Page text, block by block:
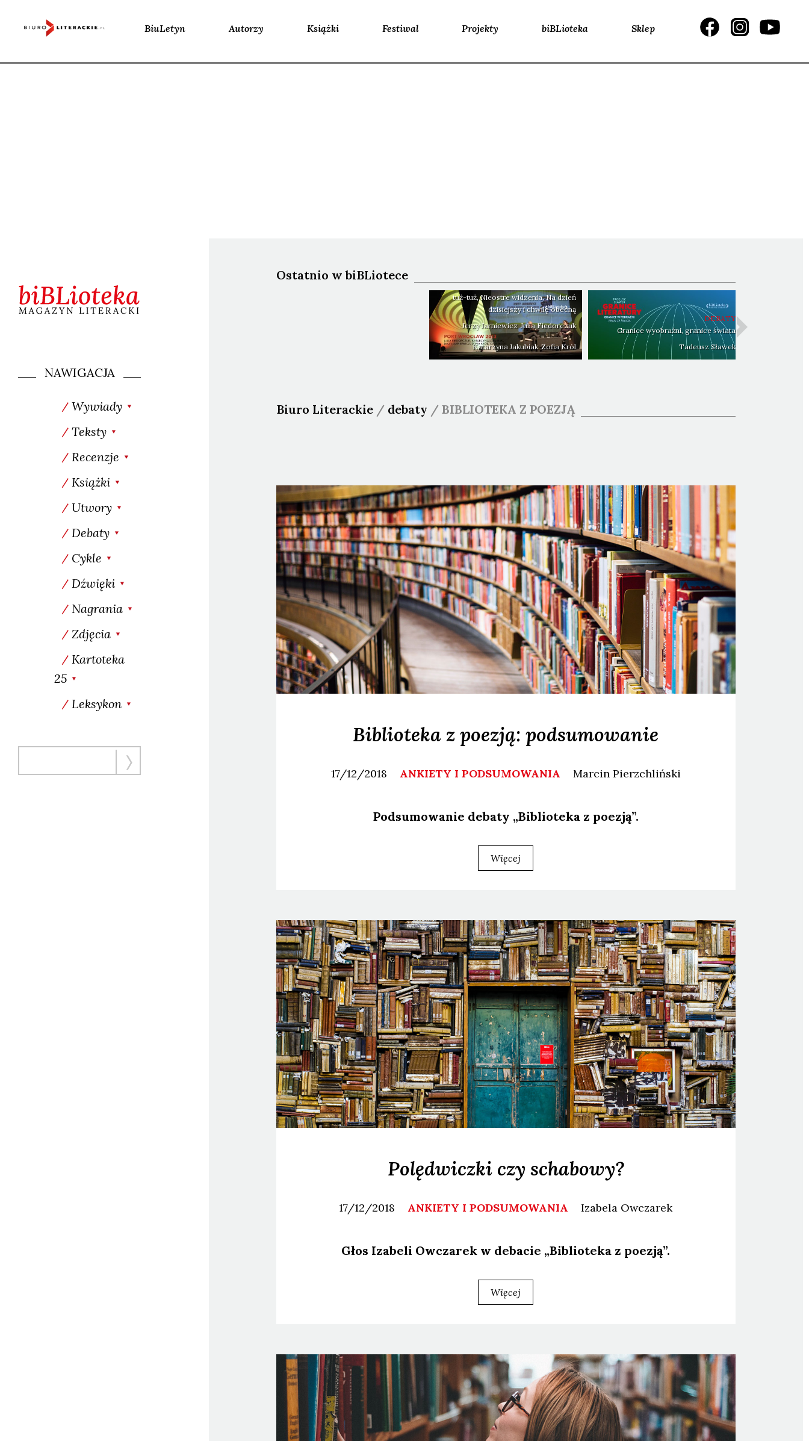
BiuLetyn Autorzy Książki Festiwal Projekty biBLioteka Sklep
NAWIGACJA
Wywiady
Teksty
Recenzje
Książki
Utwory
Debaty
Cykle
Dźwięki
Nagrania
Zdjęcia
Kartoteka
25
Leksykon
Ostatnio w biBLiotece
NAGRANIA
tuż-tuż, Nieostre widzenia, Na dzień
dzisiejszy i chwilę obecną
JerzyJarniewicz JuliaFiedorczuk
KatarzynaJakubiak ZofiaKról
DEBATY
Granice wyobraźni, granice świata
Tadeusz Sławek
Biuro Literackie/ debaty / BIBLIOTEKA Z POEZJĄ
Biblioteka z poezją: podsumowanie
17/12/2018 ANKIETY I PODSUMOWANIA Marcin Pierzchliński
Pod­su­mo­wa­nie deba­ty „Biblio­te­ka z poezją”.
Więcej
Polędwiczki czy schabowy?
17/12/2018 ANKIETY I PODSUMOWANIA Izabela Owczarek
Głos Iza­be­li Owcza­rek w deba­cie „Biblio­te­ka z poezją”.
Więcej